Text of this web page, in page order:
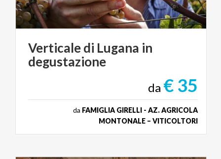
Verticaledi Lugana in
degustazione
da € 35
da FAMIGLIA GIRELLI - AZ. AGRICOLA
MONTONALE – VITICOLTORI